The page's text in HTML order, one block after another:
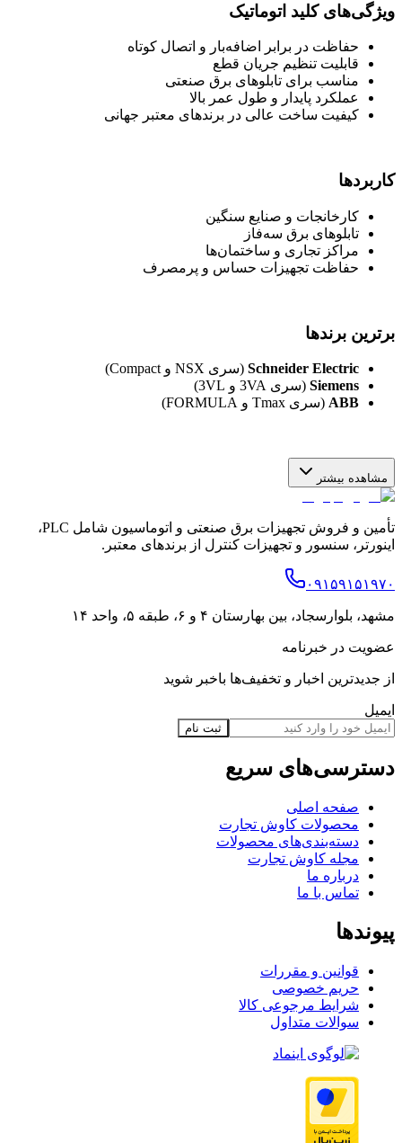
ویژگی‌های کلید اتوماتیک
حفاظت در برابر اضافه‌بار و اتصال کوتاه
قابلیت تنظیم جریان قطع
مناسب برای تابلوهای برق صنعتی
عملکرد پایدار و طول عمر بالا
کیفیت ساخت عالی در برندهای معتبر جهانی
کاربردها
کارخانجات و صنایع سنگین
تابلوهای برق سه‌فاز
مراکز تجاری و ساختمان‌ها
حفاظت تجهیزات حساس و پرمصرف
برترین برندها
Schneider Electric (سری NSX و Compact)
Siemens (سری 3VA و 3VL)
ABB (سری Tmax و FORMULA)
مشاهده بیشتر
تأمین و فروش تجهیزات برق صنعتی و اتوماسیون شامل PLC،
اینورتر، سنسور و تجهیزات کنترل از برندهای معتبر.
۰۹۱۵۹۱۵۱۹۷۰
مشهد، بلوارسجاد، بین بهارستان ۴ و ۶، طبقه ۵، واحد ۱۴
عضویت در خبرنامه
از جدیدترین اخبار و تخفیف‌ها باخبر شوید
ایمیل
ثبت نام
دسترسی‌های سریع
صفحه اصلی
محصولات کاوش تجارت
دسته‌بندی‌های محصولات
مجله کاوش تجارت
درباره ما
تماس با ما
پیوندها
قوانین و مقررات
حریم خصوصی
شرایط مرجوعی کالا
سوالات متداول